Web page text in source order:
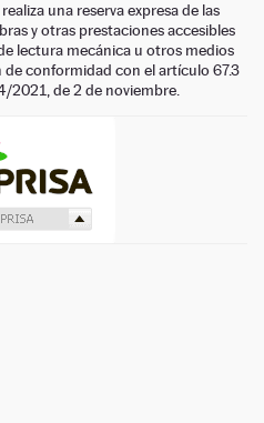
realiza una reserva expresa de las
y otras prestaciones accesibles
lectura mecánica u otros medios
conformidad con el artículo 67.3
2021, de 2 de noviembre.